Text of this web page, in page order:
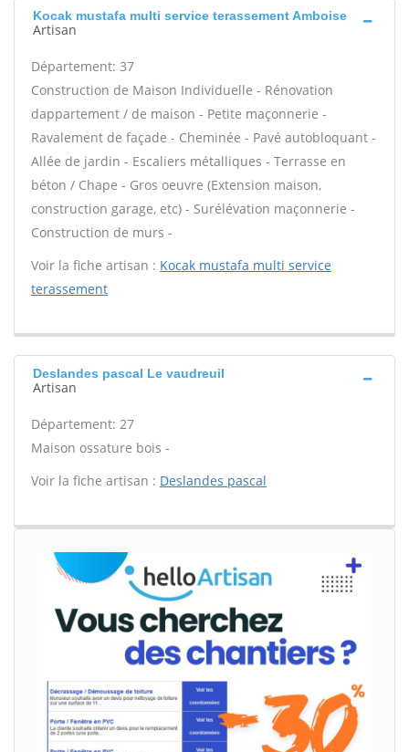
Kocak mustafa multi service terassement Amboise
Artisan
Département: 37
Construction de Maison Individuelle - Rénovation
dappartement / de maison - Petite maçonnerie -
Ravalement de façade - Cheminée - Pavé autobloquant -
Allée de jardin - Escaliers métalliques - Terrasse en
béton / Chape - Gros oeuvre (Extension maison,
construction garage, etc) - Surélévation maçonnerie -
Construction de murs -
Voir la fiche artisan : Kocak mustafa multi service
terassement
Deslandes pascal Le vaudreuil
Artisan
Département: 27
Maison ossature bois -
Voir la fiche artisan : Deslandes pascal